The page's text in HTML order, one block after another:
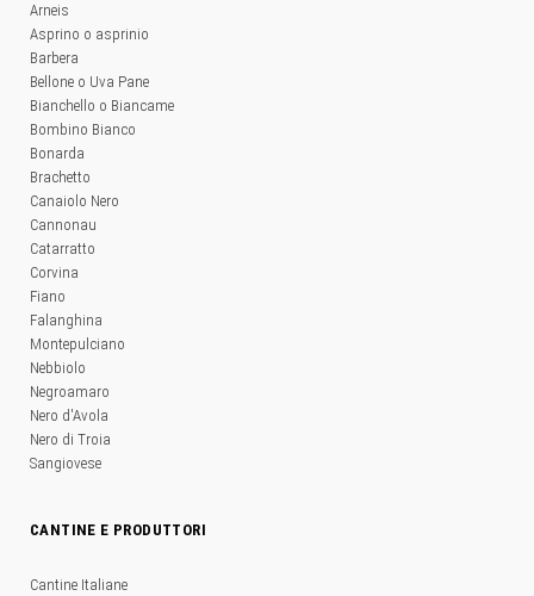
Arneis
Asprino o asprinio
Barbera
Bellone o Uva Pane
Bianchello o Biancame
Bombino Bianco
Bonarda
Brachetto
Canaiolo Nero
Cannonau
Catarratto
Corvina
Fiano
Falanghina
Montepulciano
Nebbiolo
Negroamaro
Nero d'Avola
Nero di Troia
Sangiovese
CANTINE E PRODUTTORI
Cantine Italiane